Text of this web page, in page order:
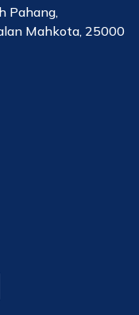
Pahang,
Mahkota, 25000